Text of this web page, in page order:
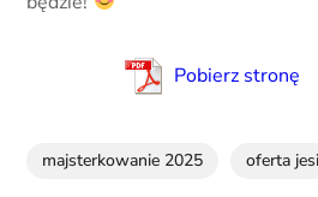
Pobierz stronę
majsterkowanie 2025 oferta